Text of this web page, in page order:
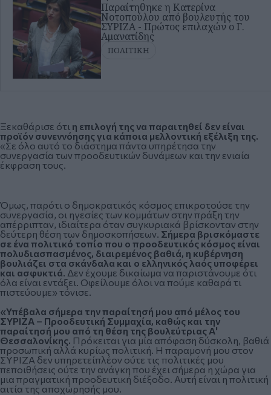
Παραίτηθηκε η Κατερίνα
Νοτοπούλου από βουλευτής του
ΣΥΡΙΖΑ - Πρώτος επιλαχών ο Γ.
Αμανατίδης
ΠΟΛΙΤΙΚΗ
Ξεκαθάρισε ότι η επιλογή της να παραιτηθεί δεν είναι
προϊόν συνεννόησης για κάποια μελλοντική εξέλιξη της.
«Σε όλο αυτό το διάστημα πάντα υπηρέτησα την
συνεργασία των προοδευτικών δυνάμεων και την ενιαία
έκφραση τους.
Όμως, παρότι ο δημοκρατικός κόσμος επικροτούσε την
συνεργασία, οι ηγεσίες των κομμάτων στην πράξη την
απέρριπταν, ιδιαίτερα όταν συγκυριακά βρίσκονταν στην
δεύτερη θέση των δημοσκοπήσεων. Σήμερα βρισκόμαστε
σε ένα πολιτικό τοπίο που ο προοδευτικός κόσμος είναι
πολυδιασπασμένος, διαιρεμένος βαθιά, η κυβέρνηση
βουλιάζει στα σκάνδαλα και ο ελληνικός λαός υποφέρει
και ασφυκτιά . Δεν έχουμε δικαίωμα να παριστάνουμε ότι
όλα είναι εντάξει. Οφείλουμε όλοι να πούμε καθαρά τι
πιστεύουμε» τόνισε.
«Υπέβαλα σήμερα την παραίτησή μου από μέλος του
ΣΥΡΙΖΑ – Προοδευτική Συμμαχία, καθώς και την
παραίτησή μου από τη θέση της βουλεύτριας Α'
Θεσσαλονίκης. Πρόκειται για μία απόφαση δύσκολη, βαθιά
προσωπική αλλά κυρίως πολιτική. Η παραμονή μου στον
ΣΥΡΙΖΑ δεν υπηρετείπλέον ούτε τις πολιτικές μου
πεποιθήσεις ούτε την ανάγκη που έχει σήμερα η χώρα για
μια πραγματική προοδευτική διέξοδο. Αυτή είναι η πολιτική
αιτία της αποχώρησής μου.